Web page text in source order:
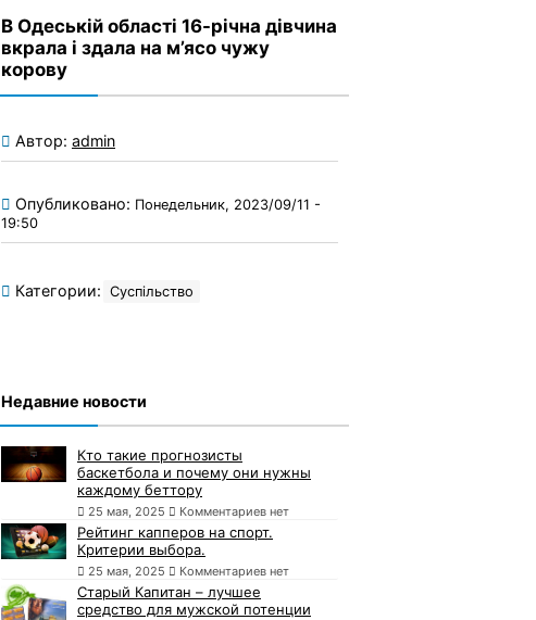
В Одеській області 16-річна дівчина
вкрала і здала на м’ясо чужу
корову
Автор: admin
Опубликовано: Понедельник, 2023/09/11 -
19:50
Категории: Суспільство
Недавние новости
Кто такие прогнозисты
баскетбола и почему они нужны
каждому беттору
25 мая, 2025 Комментариев нет
Рейтинг капперов на спорт.
Критерии выбора.
25 мая, 2025 Комментариев нет
Старый Капитан – лучшее
средство для мужской потенции